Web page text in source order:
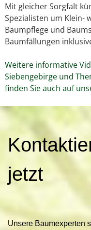
Mit gleicher Sorgfalt
Spezialisten um Klein-
Baumpflege und
Baumfällungen
Weitere informative
Siebengebirge und
finden Sie auch auf
o
n
t
e
jetzt
Unsere Baumexperten